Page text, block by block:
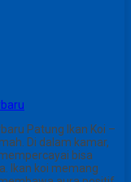
Patung Ikan Koi –
Di dalam kamar,
bisa
Ikan koi memang